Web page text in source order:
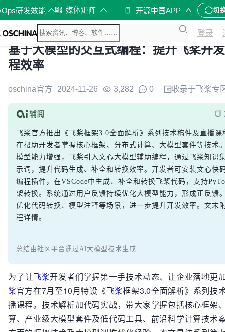
研发效能 媒体矩阵 开源中国APP 切
登录
基于大模型的交互式编程：提升飞桨开
程效率
oschina官方 2024-11-26 3,282 0 收录于飞桨专
飞桨官方推出《飞桨框架3.0全面解析》系列技术稿件及直播课
在帮助开发者掌握核心框架、分布式计算、大模型套件等技术
模型能力增强，飞桨引入文心大模型辅助编程，通过飞桨知识
示词，提升代码生成、补全和转换效率。开发者可安装文心快
编程插件，在VSCode中生成、补全和转换飞桨代码，支持
架转换。系统通过用户反馈持续优化大模型能力，形成正反馈
优化代码转换、模型注释等场景，进一步提升开发效率。文末
程详情。
总结由社区平台通过AI大模型技术生成
为了让飞桨开发者们掌握第一手技术动态、让企业落地更
桨官方在7月至10月特设《飞桨框架3.0全面解析》系列技
播课程。技术解析加代码实战，带大家掌握包括核心框架
算、产业级大模型套件及低代码工具、前沿科学计算技术